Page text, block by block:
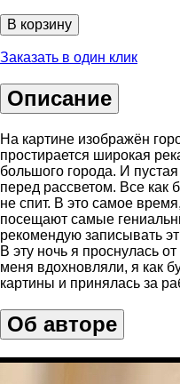
В корзину
Заказать в один клик
Описание
На картине изображён
простирается широкая
большого города. И
перед рассветом. Все как
не спит. В это самое
посещают самые
рекомендую записывать
В эту ночь я проснулась
меня вдохновляли, я как
картины и принялась за
Об авторе